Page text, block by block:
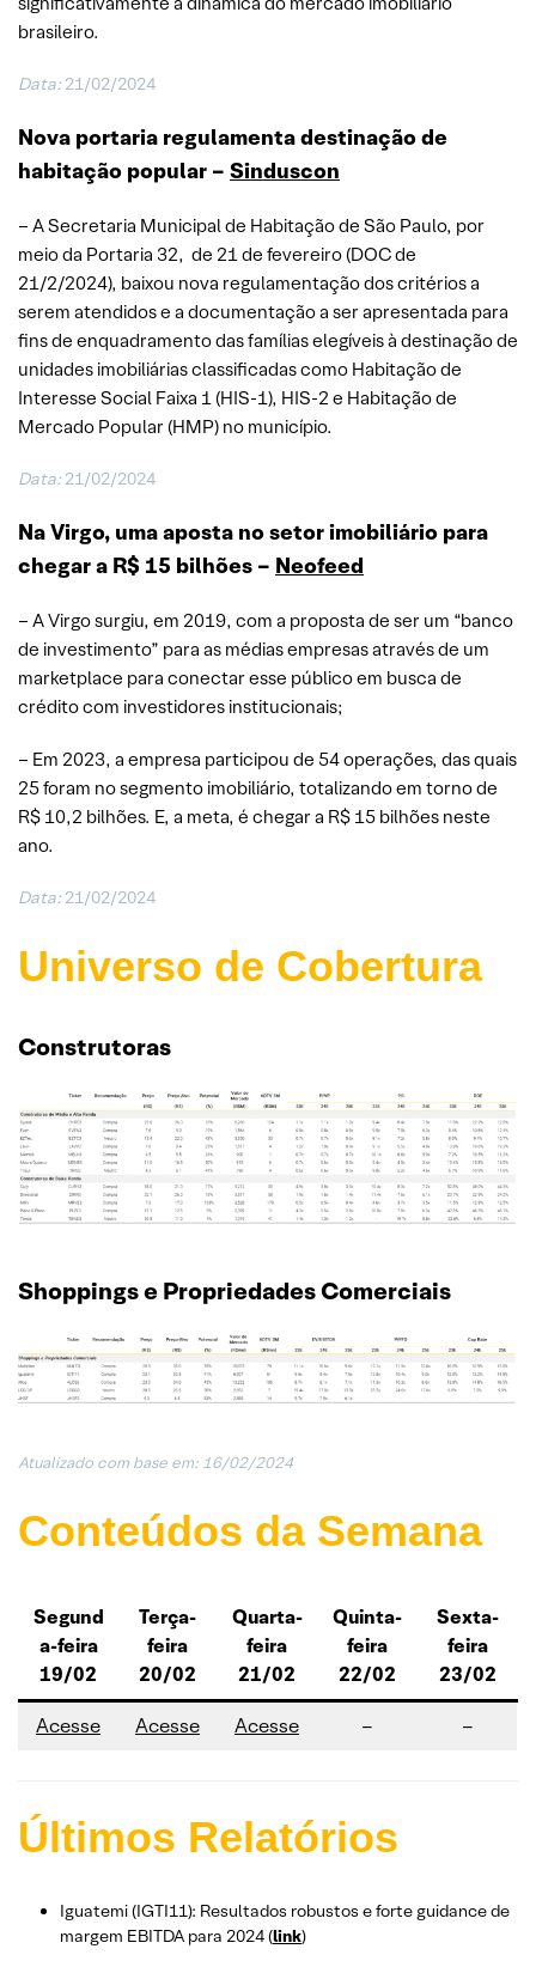
brasileiro.
Data: 21/02/2024
Nova portaria regulamenta destinação de
habitação popular – Sinduscon
– A Secretaria Municipal de Habitação de São Paulo, por
meio da Portaria 32, de 21 de fevereiro (DOC de
21/2/2024), baixou nova regulamentação dos critérios a
serem atendidos e a documentação a ser apresentada para
fins de enquadramento das famílias elegíveis à destinação de
unidades imobiliárias classificadas como Habitação de
Interesse Social Faixa 1 (HIS-1), HIS-2 e Habitação de
Mercado Popular (HMP) no município.
Data: 21/02/2024
Na Virgo, uma aposta no setor imobiliário para
chegar a R$ 15 bilhões – Neofeed
– A Virgo surgiu, em 2019, com a proposta de ser um “banco
de investimento” para as médias empresas através de um
marketplace para conectar esse público em busca de
crédito com investidores institucionais;
– Em 2023, a empresa participou de 54 operações, das quais
25 foram no segmento imobiliário, totalizando em torno de
R$ 10,2 bilhões. E, a meta, é chegar a R$ 15 bilhões neste
ano.
Data: 21/02/2024
Universo de Cobertura
Construtoras
Shoppings e Propriedades Comerciais
Atualizado com base em: 16/02/2024
Conteúdos da Semana
Segund
a-feira
19/02
Terça-
feira
20/02
Quarta-
feira
21/02
Quinta-
feira
22/02
Sexta-
feira
23/02
Acesse Acesse Acesse – –
Últimos Relatórios
Iguatemi (IGTI11): Resultados robustos e forte guidance de
margem EBITDA para 2024 (link)